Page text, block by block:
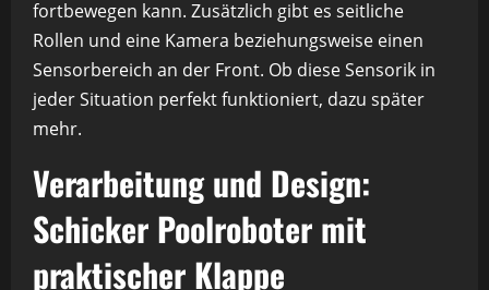
fortbewegen kann. Zusätzlich gibt es seitliche
Rollen und eine Kamera beziehungsweise einen
Sensorbereich an der Front. Ob diese Sensorik in
jeder Situation perfekt funktioniert, dazu später
mehr.
Verarbeitung und Design:
Schicker Poolroboter mit
praktischer Klappe